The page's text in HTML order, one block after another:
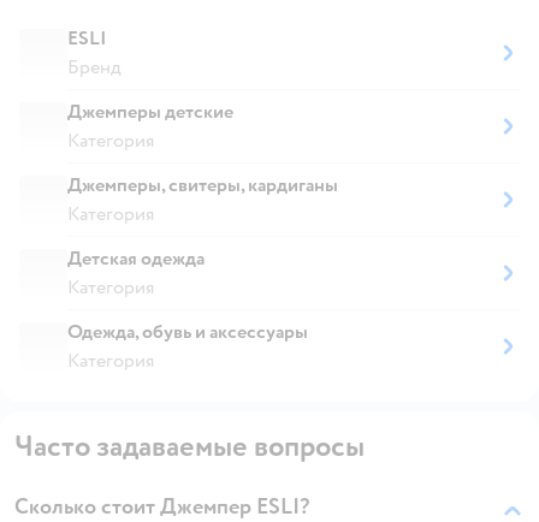
ESLI
Бренд
Джемперы детские
Категория
Джемперы, свитеры, кардиганы
Категория
Детская одежда
Категория
Одежда, обувь и аксессуары
Категория
Часто задаваемые вопросы
Сколько стоит Джемпер ESLI?